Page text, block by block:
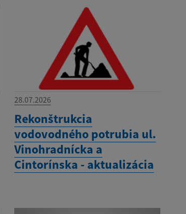
28.07.2026
Rekonštrukcia
vodovodného potrubia ul.
Vinohradnícka a
Cintorínska - aktualizácia